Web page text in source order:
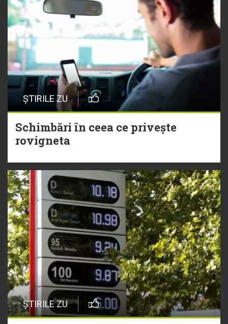
ȘTIRILE ZU
Schimbări în ceea ce privește
rovigneta
ȘTIRILE ZU